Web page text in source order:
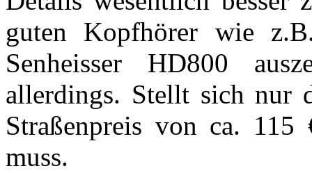
guten Kopfhörer wie
Senheisser HD800
allerdings. Stellt sich nur
Straßenpreis von ca. 115
muss.